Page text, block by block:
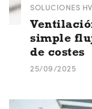
SOLUCIONES
simple
de costes
25/09/2025